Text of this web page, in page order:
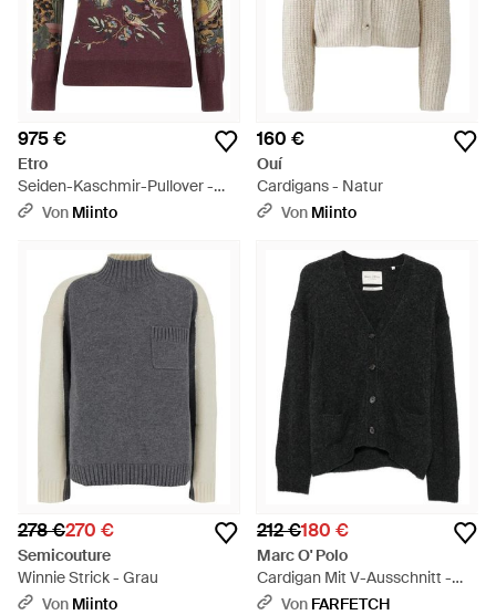
975 €
Etro
Seiden-Kaschmir-Pullover -
Braun
Von Miinto
160 €
Ouí
Cardigans - Natur
Von Miinto
278 €270 €
Semicouture
Winnie Strick - Grau
Von Miinto
212 €180 €
Marc O' Polo
Cardigan Mit V-Ausschnitt -
Schwarz
Von FARFETCH